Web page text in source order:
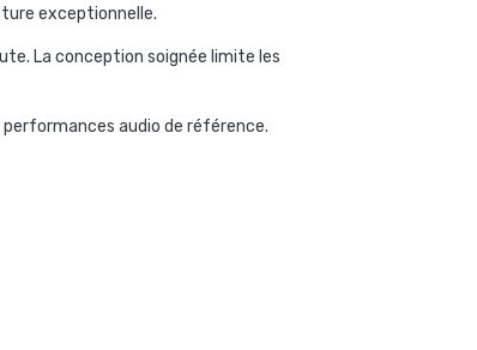
exceptionnelle.
La conception soignée limite les
audio de référence.